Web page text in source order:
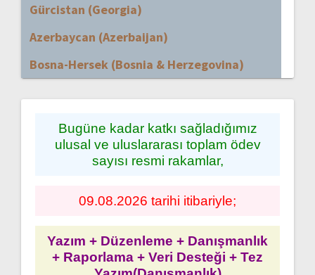
Gürcistan (Georgia)
Azerbaycan (Azerbaijan)
Bosna-Hersek (Bosnia & Herzegovina)
Bugüne kadar katkı sağladığımız
ulusal ve uluslararası toplam ödev
sayısı resmi rakamlar,
09.08.2026 tarihi itibariyle;
Yazım + Düzenleme + Danışmanlık
+ Raporlama + Veri Desteği + Tez